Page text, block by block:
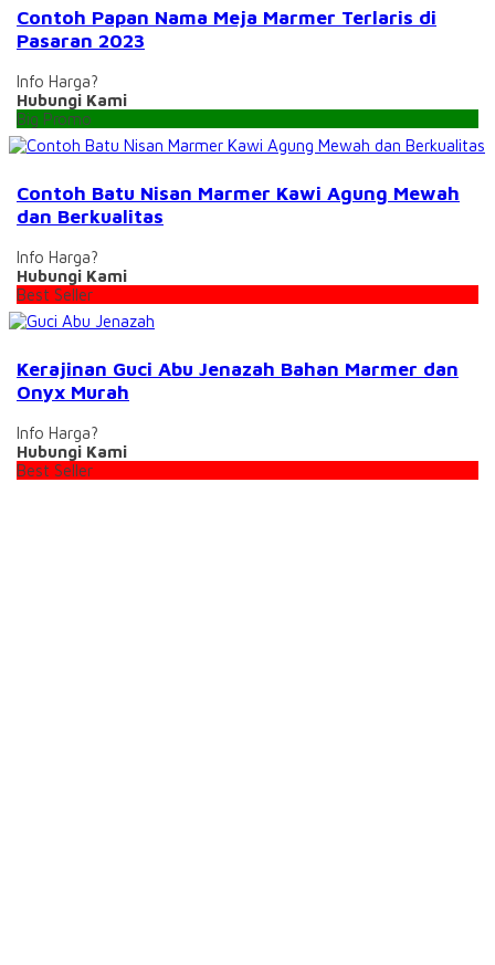
Contoh Papan Nama Meja Marmer Terlaris di
Pasaran 2023
Info Harga?
Hubungi Kami
Big Promo
Contoh Batu Nisan Marmer Kawi Agung Mewah
dan Berkualitas
Info Harga?
Hubungi Kami
Best Seller
Kerajinan Guci Abu Jenazah Bahan Marmer dan
Onyx Murah
Info Harga?
Hubungi Kami
Best Seller